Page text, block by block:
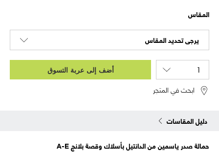
المقاس
يرجى تحديد المقاس
أضف إلى عربة التسوق
ابحث في المتجر
دليل المقاسات
حمالة صدر ياسمين من الدانتيل بأسلاك وقصة بلانج A-E